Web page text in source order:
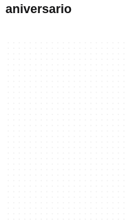
aniversario